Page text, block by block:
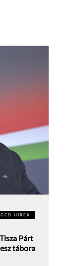
HÍREK
Párt
tábora